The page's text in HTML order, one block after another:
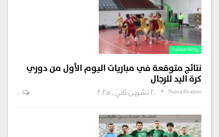
رياضة محلية
نتائج متوقعة في مباريات اليوم الأول من دوري
كرة اليد للرجال
Najwa Ibrahim 20 تشرين ثاني , 2025 0